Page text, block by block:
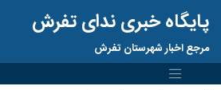
پایگاه خبری ندای تفرش
مرجع اخبار شهرستان تفرش